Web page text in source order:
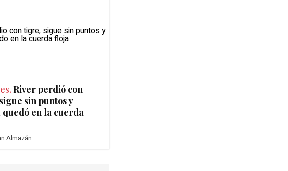
River perdió con
sin puntos y
quedó en la cuerda
Almazán